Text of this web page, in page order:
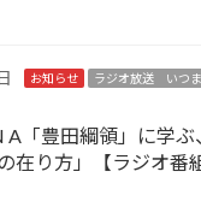
お知らせ
ラジオ放送 いつ
A「豊田綱領」に学ぶ
在り方」【ラジオ番